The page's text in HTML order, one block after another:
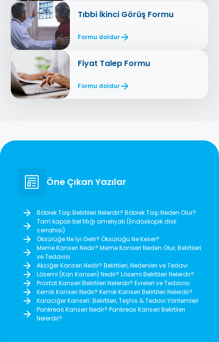
Tıbbi İkinci Görüş Formu
Formu doldur
Fiyat Talep Formu
Formu doldur
Öne Çıkan Yazılar
Böbrek Taşı Belirtileri Nelerdir? Böbrek Taşı Neden Olur?
Tam kapalı bel fıtığı ameliyatı (Endoskopik disk
cerrahisi)
Öksürüğe Ne İyi Gelir? Öksürüğü Ne Keser?
Meme Kanseri Nedir? Meme Kanseri Neden Olur, Belirtileri
ve Tedavisi
Akciğer Kanseri Nedir? Belirtileri, Nedenleri ve Tedavi
Lösemi (Kan Kanseri) Nedir? Lösemi Belirtileri Nelerdir?
Prostat Kanseri Belirtileri Nelerdir? Evreleri ve Tedavisi
Kemik Kanseri Nedir? Kemik Kanseri Belirtileri Nelerdir?
Karaciğer Kanseri: Belirtileri, Teşhis & Tedavi Yöntemleri
Pankreas Kanseri Nedir? Pankreas Kanseri Belirtileri
Nelerdir?